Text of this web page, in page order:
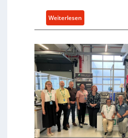
i
b
0
-
l
a
t
t
f
o
m
w
Weiterlesen
S
a
r
e
P
a
r
s
N